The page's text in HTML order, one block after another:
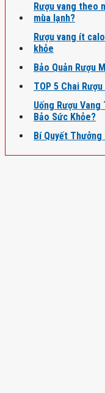
Rượu vang theo
mùa lạnh?
Rượu vang ít
khỏe
Bảo Quản Rượu
TOP 5 Chai
Uống Rượu
Bảo Sức Khỏe?
Bí Quyết